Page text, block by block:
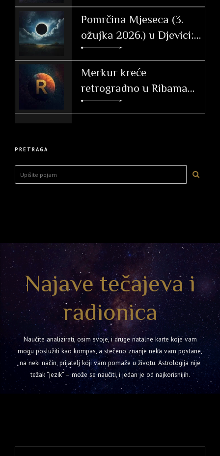
otkrića
Pomrčina Mjeseca (3.
ožujka 2026.) u Djevici:
Vodič i utjecaj po
ascendentu
Merkur kreće
retrogradno u Ribama
(26. 2. – 20. 3. 2026.)
PRETRAGA
Najave tečajeva i
radionica
Naučite analizirati, osim svoje, i druge natalne karte koje vam
mogu poslužiti kao kompas, a stečeno znanje neka vam postane,
na neki način, prijatelj koji vam pomaže u životu. Astrologija nije
težak “jezik” – može se naučiti, i jedan je od najkorisnijih.